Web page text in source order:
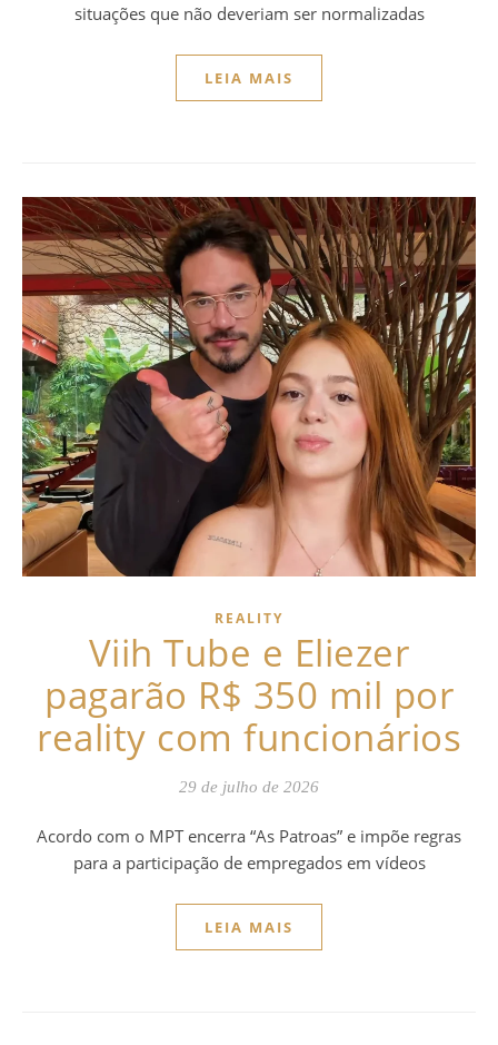
situações que não deveriam ser normalizadas
LEIA MAIS
REALITY
Viih Tube e Eliezer
pagarão R$ 350 mil por
reality com funcionários
29 de julho de 2026
Acordo com o MPT encerra “As Patroas” e impõe regras
para a participação de empregados em vídeos
LEIA MAIS